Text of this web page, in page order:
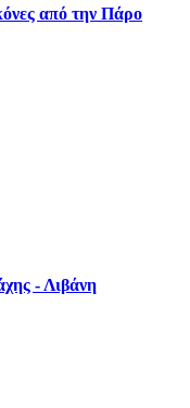
από την Πάρο
- Λιβάνη